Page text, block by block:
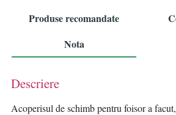
Produse recomandate
Nota
Descriere
Acoperisul de schimb pentru foisor a